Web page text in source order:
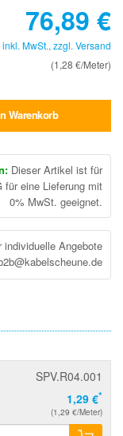
76,89 €
inkl. MwSt., zzgl. Versand
(1,28 €/Meter)
Warenkorb
Dieser Artikel ist für
für eine Lieferung mit
0% MwSt. geeignet.
individuelle Angebote
SPV.R04.001
1,29 €*
(1,29 €/Meter)